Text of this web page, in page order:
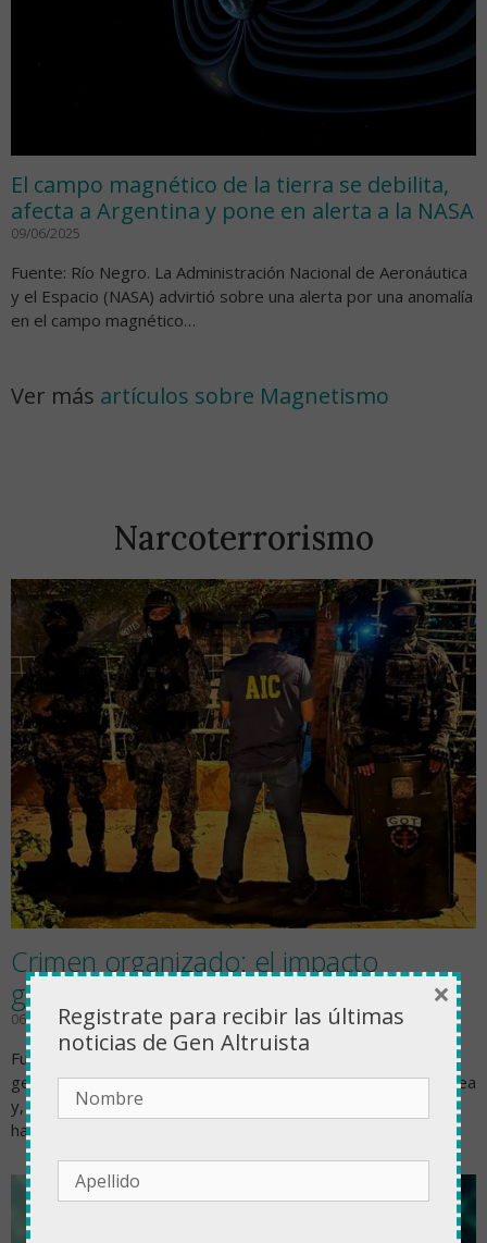
El campo magnético de la tierra se debilita,
afecta a Argentina y pone en alerta a la NASA
09/06/2025
Fuente: Río Negro. La Administración Nacional de Aeronáutica
y el Espacio (NASA) advirtió sobre una alerta por una anomalía
en el campo magnético…
Ver más artículos sobre Magnetismo
Narcoterrorismo
Crimen organizado: el impacto
geopolítico en la región
06/05/2024
Fuente: Infobae La situación que el crimen organizado ha
generado en el mundo es hiperdinámica, caótica, heterogénea
y, por supuesto, lo suficientemente importante como para
haber puesto en tensión el…
Registrate para recibir las últimas
noticias de Gen Altruista
×